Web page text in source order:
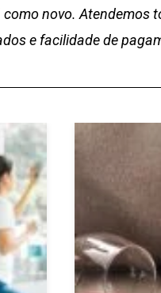
novo. Atendemos
e facilidade de